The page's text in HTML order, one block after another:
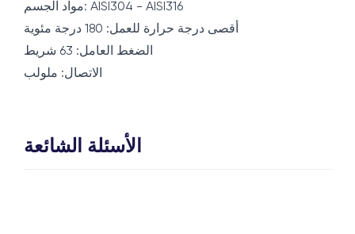
مواد الجسم: AISI304 - AISI316
أقصى درجة حرارة للعمل: 180 درجة مئوية
الضغط العامل: 63 شريط
الاتصال: ملولب
الأسئلة الشائعة